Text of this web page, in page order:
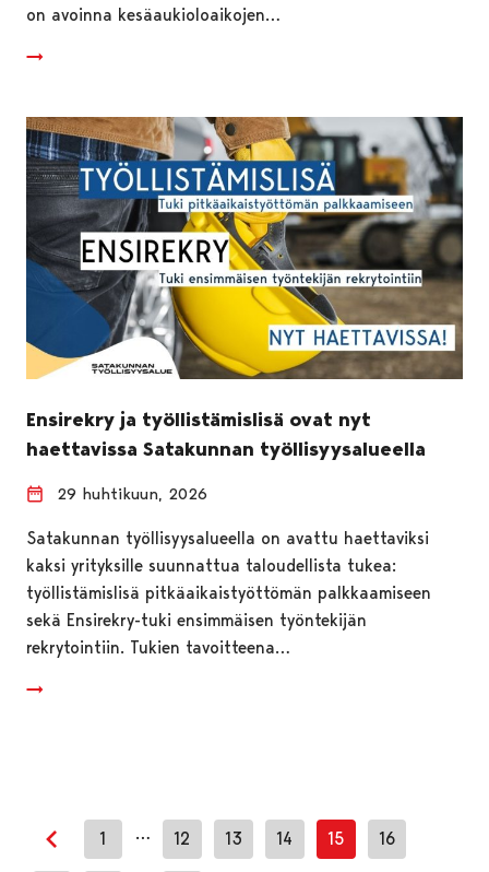
on avoinna kesäaukioloaikojen…
Ensirekry ja työllistämislisä ovat nyt
haettavissa Satakunnan työllisyysalueella
29 huhtikuun, 2026
Satakunnan työllisyysalueella on avattu haettaviksi
kaksi yrityksille suunnattua taloudellista tukea:
työllistämislisä pitkäaikaistyöttömän palkkaamiseen
sekä Ensirekry-tuki ensimmäisen työntekijän
rekrytointiin. Tukien tavoitteena…
Edellinen sivu
1 … 12 13 14 15 16